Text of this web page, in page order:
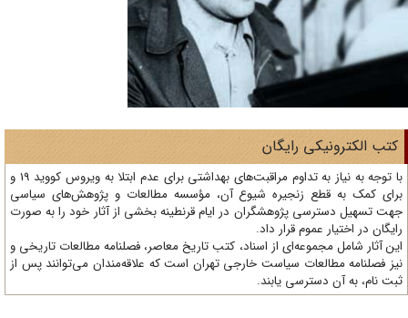
الکترونیکی رایگان
با توجه به نیاز به تداوم مراقبت‌های بهداشتی برای عدم ابتلا به ویروس کووید 19 و
کمک به قطع زنجیره شیوع آن، مؤسسه مطالعات و پژوهش‌های سیاسی
تسهیل دسترسی پژوهشگران در ایام قرنطینه بخشی از آثار خود را به صورت
در اختیار عموم قرار داد.
آثار شامل مجموعه‌ای از اسناد، کتب تاریخ معاصر، فصلنامه‌ مطالعات تاریخی و
فصلنامه مطالعات سیاست خارجی تهران است که علاقه‌مندان می‌توانند پس از
نام، به آن دسترسی یابند.